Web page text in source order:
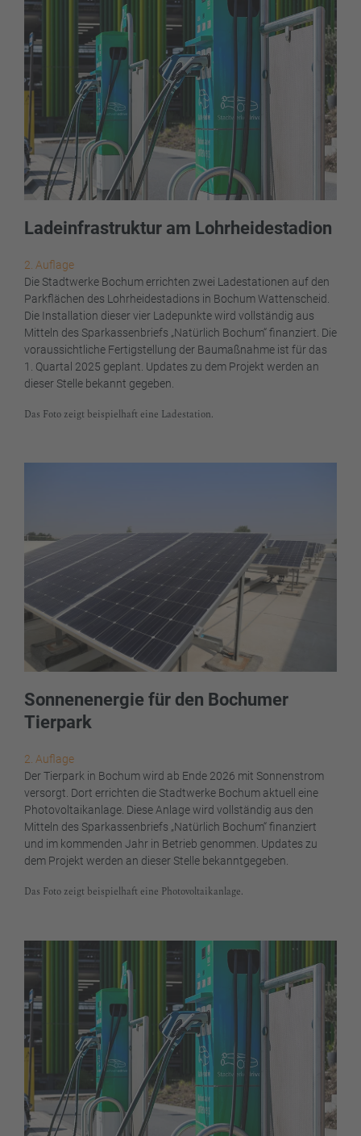
Ladeinfrastruktur am Lohrheidestadion
2. Auflage
Die Stadtwerke Bochum errichten zwei Ladestationen auf den
Parkflächen des Lohrheidestadions in Bochum Wattenscheid.
Die Installation dieser vier Ladepunkte wird vollständig aus
Mitteln des Sparkassenbriefs „Natürlich Bochum“ finanziert. Die
voraussichtliche Fertigstellung der Baumaßnahme ist für das
1. Quartal 2025 geplant. Updates zu dem Projekt werden an
dieser Stelle bekannt gegeben.
Das Foto zeigt beispielhaft eine Ladestation.
Sonnenenergie für den Bochumer
Tierpark
2. Auflage
Der Tierpark in Bochum wird ab Ende 2026 mit Sonnenstrom
versorgt. Dort errichten die Stadtwerke Bochum aktuell eine
Photovoltaikanlage. Diese Anlage wird vollständig aus den
Mitteln des Sparkassenbriefs „Natürlich Bochum“ finanziert
und im kommenden Jahr in Betrieb genommen. Updates zu
dem Projekt werden an dieser Stelle bekanntgegeben.
Das Foto zeigt beispielhaft eine Photovoltaikanlage.